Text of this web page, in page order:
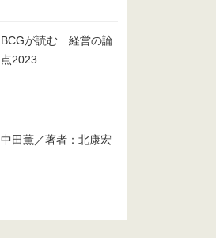
BCGが読む 経営の論
点2023
中田薫／著者：北康宏